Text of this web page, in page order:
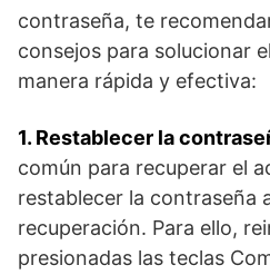
contraseña, te
consejos para solucionar
manera rápida y efectiva:
1.​ Restablecer la
común para recuperar el
‍restablecer la contraseña
recuperación. Para ello,
presionadas las⁣ teclas